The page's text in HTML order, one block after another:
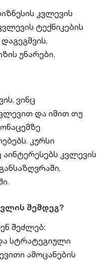
კვლევის
ტექნიკების
უნარები.
ვინც
და იმით თუ
კურსი
კვლევის
შემდეგ?
შეძლებ:
სტრატეგიული
ამოცანების